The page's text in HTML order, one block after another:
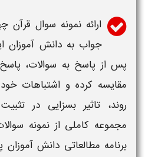
ارائه نمونه سوال قرآن
جواب به دانش
پس از پاسخ به سوالات،
مقایسه کرده و اشتباهات
روند، تاثیر بسزایی در
مجموعه کاملی ازنمونه
برنامه مطالعاتی دانش آموزان